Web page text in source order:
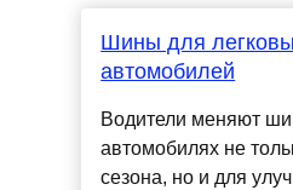
Шины для
автомобилей
Водители меняют
автомобилях не
сезона, но и для